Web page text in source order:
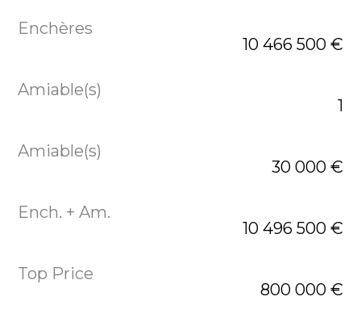
10 466 500 €
1
30 000 €
10 496 500 €
800 000 €